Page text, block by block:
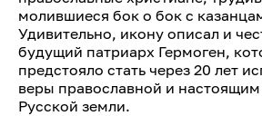
молившиеся бок о бок с
Удивительно, икону описал и
будущий патриарх Гермоген,
предстояло стать через 20 лет
веры православной и
Русской земли.